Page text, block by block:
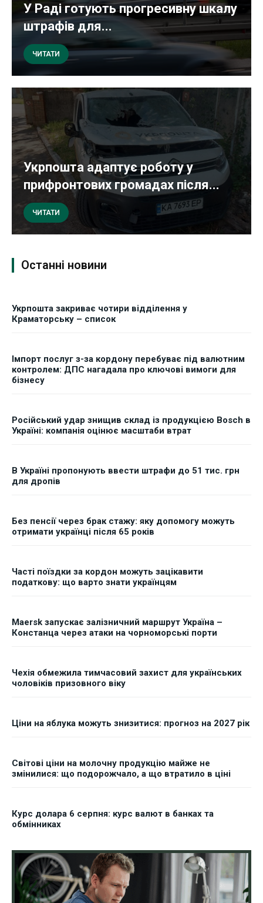
У Раді готують прогресивну шкалу
штрафів для...
ЧИТАТИ
Укрпошта адаптує роботу у
прифронтових громадах після...
ЧИТАТИ
Останні новини
Укрпошта закриває чотири відділення у
Краматорську – список
Імпорт послуг з-за кордону перебуває під валютним
контролем: ДПС нагадала про ключові вимоги для
бізнесу
Російський удар знищив склад із продукцією Bosch в
Україні: компанія оцінює масштаби втрат
В Україні пропонують ввести штрафи до 51 тис. грн
для дропів
Без пенсії через брак стажу: яку допомогу можуть
отримати українці після 65 років
Часті поїздки за кордон можуть зацікавити
податкову: що варто знати українцям
Maersk запускає залізничний маршрут Україна –
Констанца через атаки на чорноморські порти
Чехія обмежила тимчасовий захист для українських
чоловіків призовного віку
Ціни на яблука можуть знизитися: прогноз на 2027 рік
Світові ціни на молочну продукцію майже не
змінилися: що подорожчало, а що втратило в ціні
Курс долара 6 серпня: курс валют в банках та
обмінниках